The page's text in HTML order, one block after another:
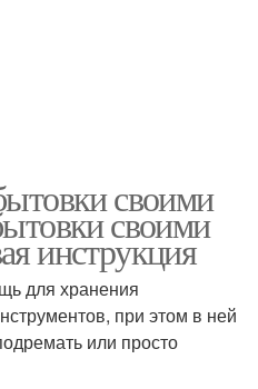
своими
своими
инструкция
для хранения
при этом в ней
или просто